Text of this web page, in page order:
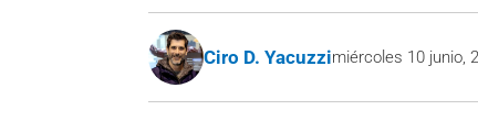
Ciro D. Yacuzzimiércoles 10 junio,